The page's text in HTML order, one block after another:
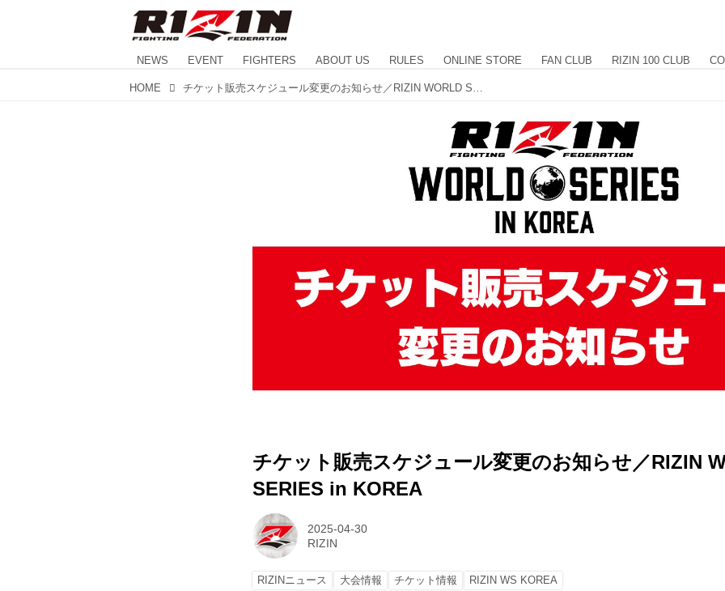
NEWS EVENT FIGHTERS ABOUT US RULES ONLINE STORE FAN CLUB RIZIN 100 CLUB
HOME
チケット販売スケジュール変更のお知らせ／RIZIN
SERIES in KOREA
2025-04-30
RIZIN
RIZINニュース 大会情報 チケット情報 RIZIN WS KOREA